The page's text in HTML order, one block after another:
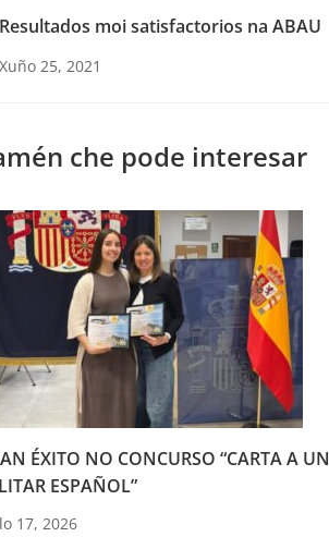
Resultados moi satisfactorios na ABAU
Xuño 25, 2021
che pode interesar
ÉXITO NO CONCURSO “CARTA A UN
ESPAÑOL”
17, 2026